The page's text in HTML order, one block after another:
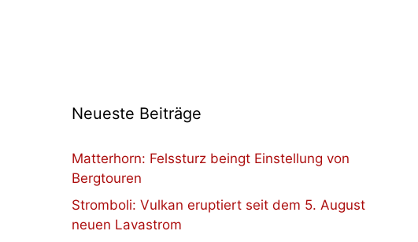
Neueste Beiträge
Matterhorn: Felssturz beingt Einstellung von
Bergtouren
Stromboli: Vulkan eruptiert seit dem 5. August
neuen Lavastrom